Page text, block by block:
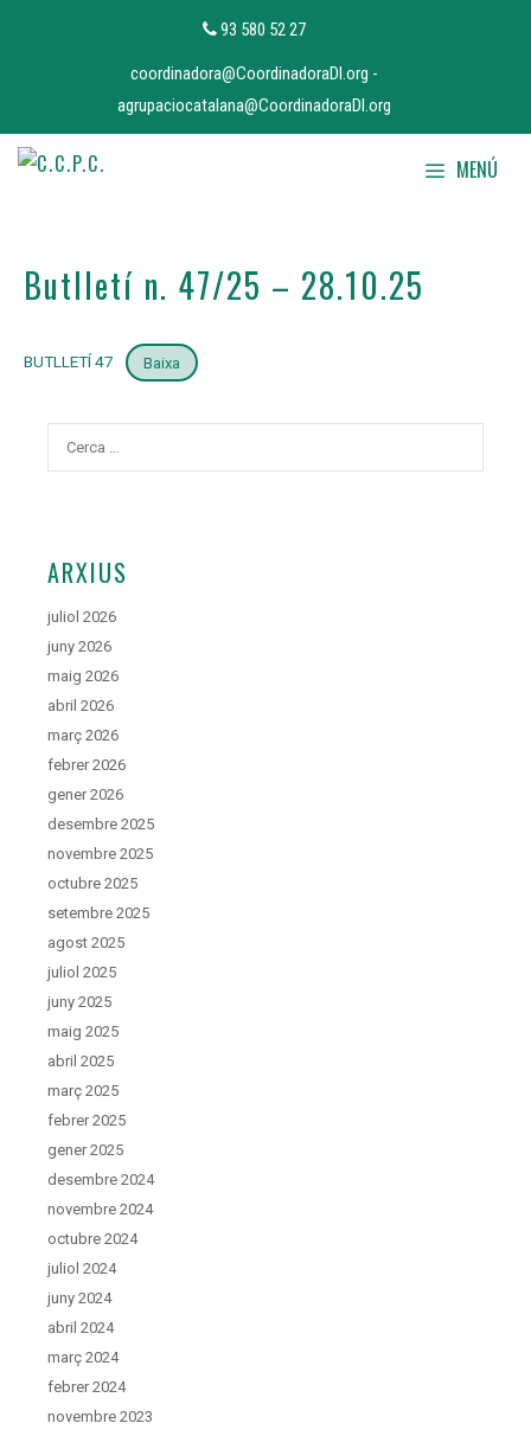
93 580 52 27
coordinadora@CoordinadoraDI.org -
agrupaciocatalana@CoordinadoraDI.org
MENÚ
Butlletí n. 47/25 – 28.10.25
BUTLLETÍ 47 Baixa
ARXIUS
juliol 2026
juny 2026
maig 2026
abril 2026
març 2026
febrer 2026
gener 2026
desembre 2025
novembre 2025
octubre 2025
setembre 2025
agost 2025
juliol 2025
juny 2025
maig 2025
abril 2025
març 2025
febrer 2025
gener 2025
desembre 2024
novembre 2024
octubre 2024
juliol 2024
juny 2024
abril 2024
març 2024
febrer 2024
novembre 2023